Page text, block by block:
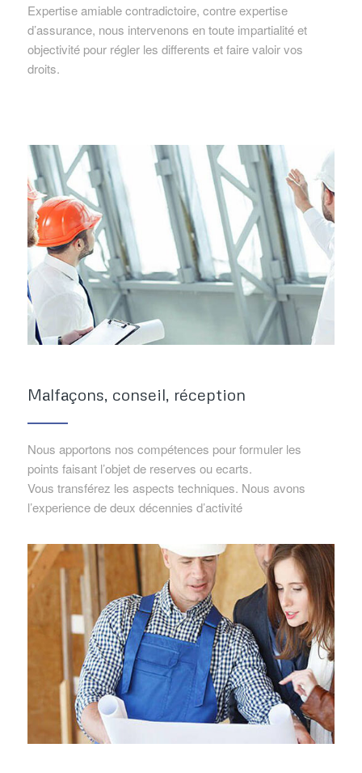
Expertise amiable contradictoire, contre expertise
d’assurance, nous intervenons en toute impartialité et
objectivité pour régler les differents et faire valoir vos
droits.
Malfaçons, conseil, réception
Nous apportons nos compétences pour formuler les
points faisant l’objet de reserves ou ecarts.
Vous transférez les aspects techniques. Nous avons
l’experience de deux décennies d’activité